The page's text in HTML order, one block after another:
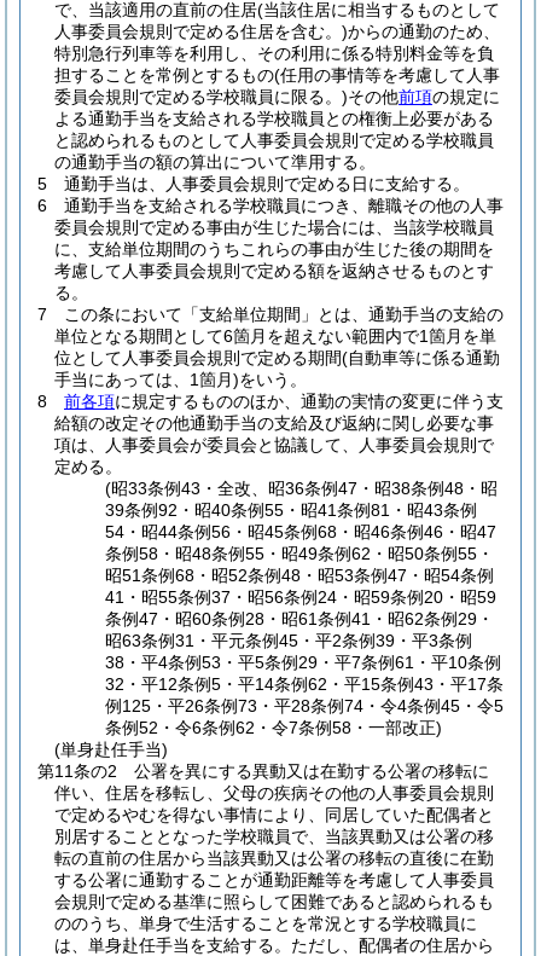
で、当該適用の直前の住居(当該住居に相当するものとして
人事委員会規則で定める住居を含む。)からの通勤のため、
特別急行列車等を利用し、その利用に係る特別料金等を負
担することを常例とするもの(任用の事情等を考慮して人事
委員会規則で定める学校職員に限る。)その他前項の規定に
よる通勤手当を支給される学校職員との権衡上必要がある
と認められるものとして人事委員会規則で定める学校職員
の通勤手当の額の算出について準用する。
5
通勤手当は、人事委員会規則で定める日に支給する。
6
通勤手当を支給される学校職員につき、離職その他の人事
委員会規則で定める事由が生じた場合には、当該学校職員
に、支給単位期間のうちこれらの事由が生じた後の期間を
考慮して人事委員会規則で定める額を返納させるものとす
る。
7
この条において「支給単位期間」とは、通勤手当の支給の
単位となる期間として6箇月を超えない範囲内で1箇月を単
位として人事委員会規則で定める期間(自動車等に係る通勤
手当にあっては、1箇月)をいう。
8
前各項に規定するもののほか、通勤の実情の変更に伴う支
給額の改定その他通勤手当の支給及び返納に関し必要な事
項は、人事委員会が委員会と協議して、人事委員会規則で
定める。
(昭33条例43・全改、昭36条例47・昭38条例48・昭
39条例92・昭40条例55・昭41条例81・昭43条例
54・昭44条例56・昭45条例68・昭46条例46・昭47
条例58・昭48条例55・昭49条例62・昭50条例55・
昭51条例68・昭52条例48・昭53条例47・昭54条例
41・昭55条例37・昭56条例24・昭59条例20・昭59
条例47・昭60条例28・昭61条例41・昭62条例29・
昭63条例31・平元条例45・平2条例39・平3条例
38・平4条例53・平5条例29・平7条例61・平10条例
32・平12条例5・平14条例62・平15条例43・平17条
例125・平26条例73・平28条例74・令4条例45・令5
条例52・令6条例62・令7条例58・一部改正)
(単身赴任手当)
第11条の2
公署を異にする異動又は在勤する公署の移転に
伴い、住居を移転し、父母の疾病その他の人事委員会規則
で定めるやむを得ない事情により、同居していた配偶者と
別居することとなった学校職員で、当該異動又は公署の移
転の直前の住居から当該異動又は公署の移転の直後に在勤
する公署に通勤することが通勤距離等を考慮して人事委員
会規則で定める基準に照らして困難であると認められるも
ののうち、単身で生活することを常況とする学校職員に
は、単身赴任手当を支給する。 ただし、配偶者の住居から